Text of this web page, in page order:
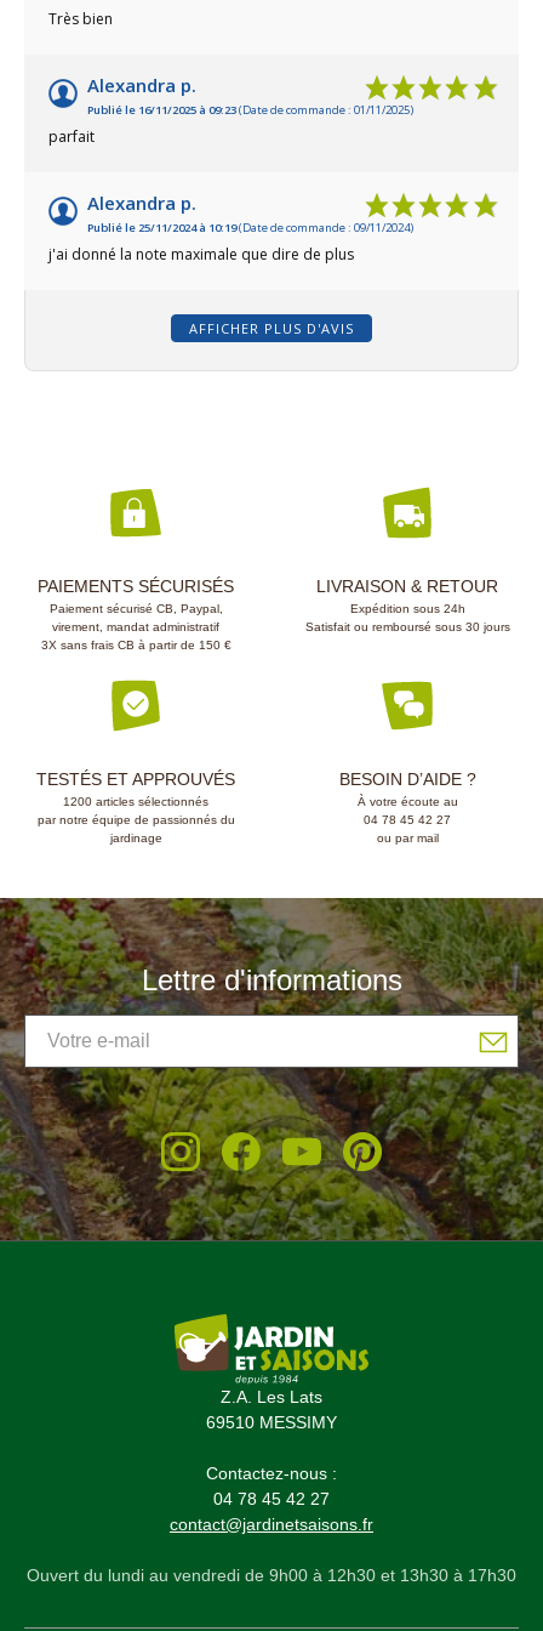
Très bien
Alexandra p.
Publié le 16/11/2025 à 09:23(Date de commande : 01/11/2025)
parfait
Alexandra p.
Publié le 25/11/2024 à 10:19(Date de commande : 09/11/2024)
j'ai donné la note maximale que dire de plus
AFFICHER PLUS D'AVIS
PAIEMENTS SÉCURISÉS
Paiement sécurisé CB, Paypal,
virement, mandat administratif
3X sans frais CB à partir de 150 €
LIVRAISON & RETOUR
Expédition sous 24h
Satisfait ou remboursé sous 30 jours
TESTÉS ET APPROUVÉS
1200 articles sélectionnés
par notre équipe de passionnés du
jardinage
BESOIN D’AIDE ?
À votre écoute au
04 78 45 42 27
ou par mail
Lettre d'informations
Z.A. Les Lats
69510 MESSIMY
Contactez-nous :
04 78 45 42 27
contact@jardinetsaisons.fr
Ouvert du lundi au vendredi de 9h00 à 12h30 et 13h30 à 17h30